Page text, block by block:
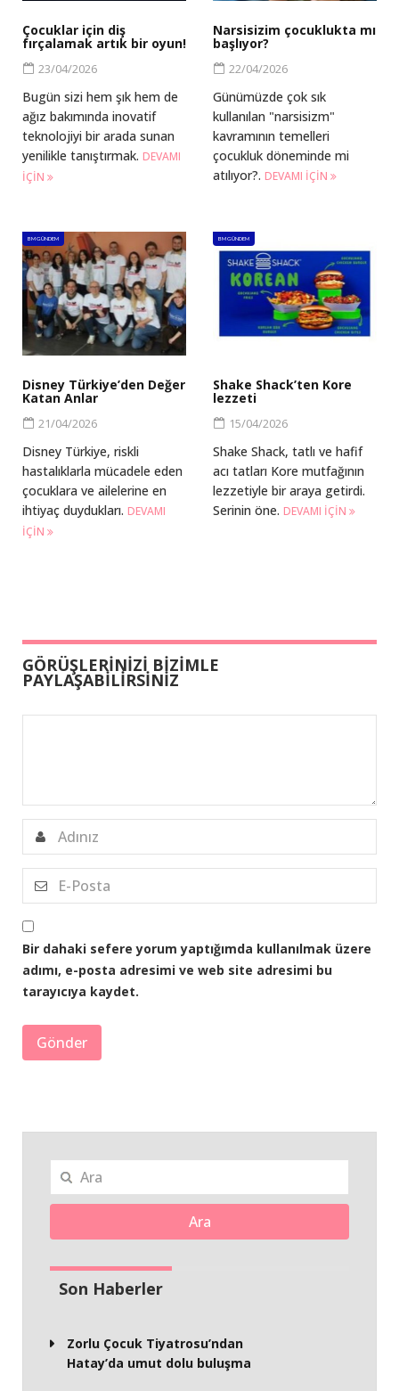
Çocuklar için diş
fırçalamak artık bir oyun!
23/04/2026
Bugün sizi hem şık hem de
ağız bakımında inovatif
teknolojiyi bir arada sunan
yenilikle tanıştırmak. DEVAMI
IÇIN
Narsisizim çocuklukta mı
başlıyor?
22/04/2026
Günümüzde çok sık
kullanılan "narsisizm"
kavramının temelleri
çocukluk döneminde mi
atılıyor?. DEVAMI IÇIN
BM GÜNDEM
Disney Türkiye’den Değer
Katan Anlar
21/04/2026
Disney Türkiye, riskli
hastalıklarla mücadele eden
çocuklara ve ailelerine en
ihtiyaç duydukları. DEVAMI
IÇIN
BM GÜNDEM
Shake Shack’ten Kore
lezzeti
15/04/2026
Shake Shack, tatlı ve hafif
acı tatları Kore mutfağının
lezzetiyle bir araya getirdi.
Serinin öne. DEVAMI IÇIN
GÖRÜŞLERİNİZİ BİZİMLE
PAYLAŞABİLİRSİNİZ
Bir dahaki sefere yorum yaptığımda kullanılmak üzere
adımı, e-posta adresimi ve web site adresimi bu
tarayıcıya kaydet.
Ara
Son Haberler
Zorlu Çocuk Tiyatrosu’ndan
Hatay’da umut dolu buluşma